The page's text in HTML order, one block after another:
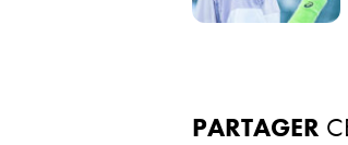
PARTAGER